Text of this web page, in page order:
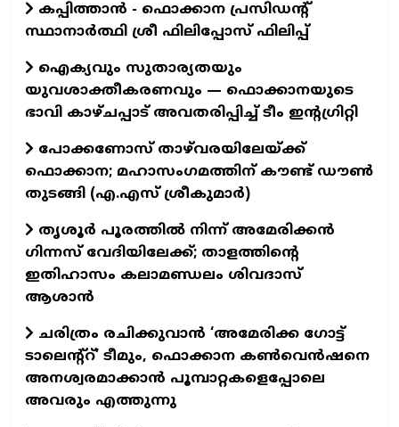
കപ്പിത്താൻ - ഫൊക്കാന പ്രസിഡന്റ്
സ്ഥാനാർത്ഥി ശ്രീ ഫിലിപ്പോസ് ഫിലിപ്പ്
ഐക്യവും സുതാര്യതയും
യുവശാക്തീകരണവും — ഫൊക്കാനയുടെ
ഭാവി കാഴ്ചപ്പാട് അവതരിപ്പിച്ച് ടീം ഇന്റഗ്രിറ്റി
പോക്കണോസ് താഴ്‌വരയിലേയ്ക്ക്
ഫൊക്കാന; മഹാസംഗമത്തിന് കൗണ്ട് ഡൗണ്‍
തുടങ്ങി (എ.എസ് ശ്രീകുമാര്‍)
തൃശൂർ പൂരത്തിൽ നിന്ന് അമേരിക്കൻ
ഗിന്നസ് വേദിയിലേക്ക്; താളത്തിന്റെ
ഇതിഹാസം കലാമണ്ഡലം ശിവദാസ്
ആശാൻ
ചരിത്രം രചിക്കുവാൻ ‘അമേരിക്ക ഗോട്ട്
ടാലെന്റ്റ്’ ടീമും, ഫൊക്കാന കൺവെൻഷനെ
അനശ്വരമാക്കാൻ പൂമ്പാറ്റകളെപ്പോലെ
അവരും എത്തുന്നു